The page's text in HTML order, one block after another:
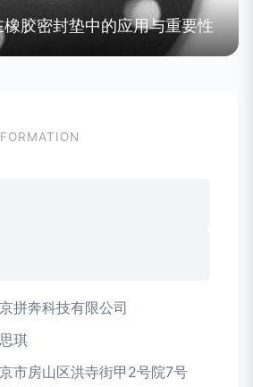
胶密封垫中的应用与重要性
拼奔科技有限公司
琪
市房山区洪寺街甲2号院7号